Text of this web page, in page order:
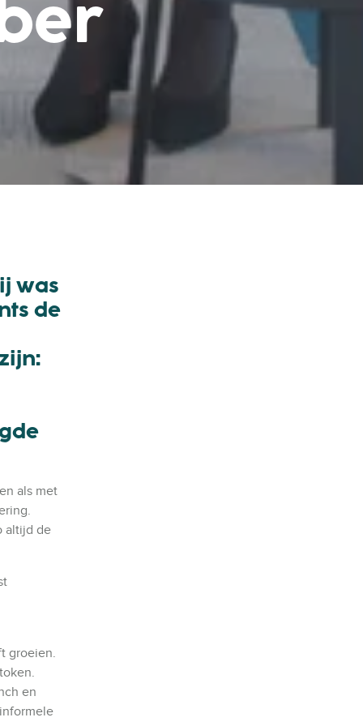
was
de
als met
altijd de
groeien.
en